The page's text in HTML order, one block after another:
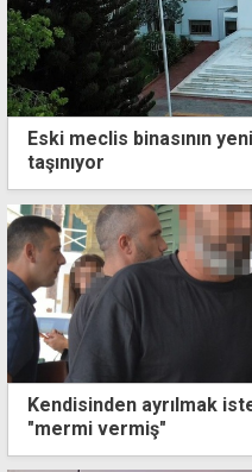
Eski meclis binasının
taşınıyor
Kendisinden ayrılmak
"mermi vermiş"